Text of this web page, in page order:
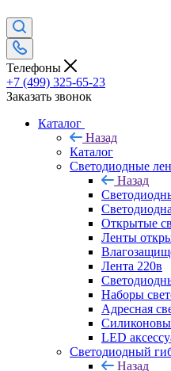
Телефоны
+7 (499) 325-65-23
Заказать звонок
Каталог
Назад
Каталог
Светодиодные
Назад
Открытые
Ленты
Лента 220в
Наборы
Адресная
LED
Светодиодный
Назад